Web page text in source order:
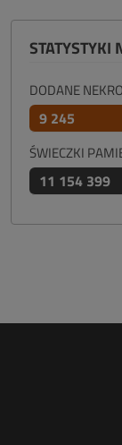
STATYSTYKI
DODANE
9 245
ŚWIECZKI
11 154 399